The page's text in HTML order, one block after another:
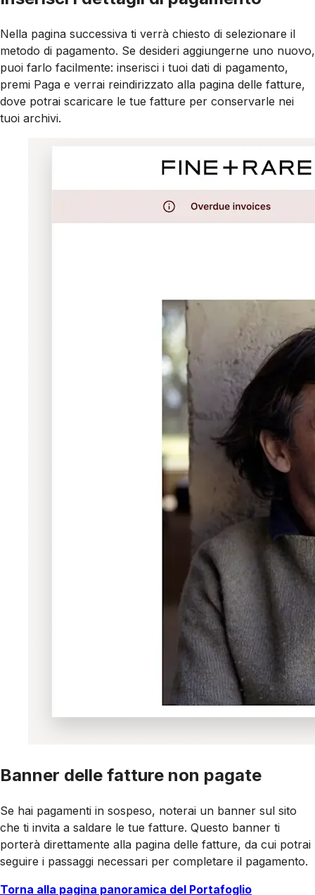
Nella pagina successiva ti verrà chiesto di selezionare il
metodo di pagamento. Se desideri aggiungerne uno nuovo,
puoi farlo facilmente: inserisci i tuoi dati di pagamento,
premi Paga e verrai reindirizzato alla pagina delle fatture,
dove potrai scaricare le tue fatture per conservarle nei
tuoi archivi.
Banner delle fatture non pagate
Se hai pagamenti in sospeso, noterai un banner sul sito
che ti invita a salda­re le tue fatture. Questo banner ti
porterà direttamente alla pagina delle fatture, da cui potrai
seguire i passaggi necessari per completare il pagamento.
Torna alla pagina panoramica del Portafoglio